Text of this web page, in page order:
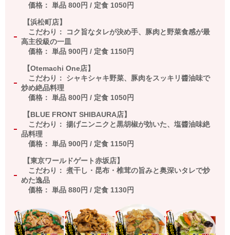
価格： 単品 800円 / 定食 1050円
【浜松町店】
こだわり： コク旨なタレが決め手、豚肉と野菜食感が最
高主役級の一皿
価格： 単品 900円 / 定食 1150円
【Otemachi One店】
こだわり： シャキシャキ野菜、豚肉をスッキリ醬油味で
炒め絶品料理
価格： 単品 800円 / 定食 1050円
【BLUE FRONT SHIBAURA店】
こだわり： 揚げニンニクと黒胡椒が効いた、塩醬油味絶
品料理
価格： 単品 900円 / 定食 1150円
【東京ワールドゲート赤坂店】
こだわり： 煮干し・昆布・椎茸の旨みと奥深いタレで炒
めた逸品
価格： 単品 880円 / 定食 1130円